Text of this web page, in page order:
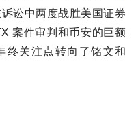
讼中两度战胜美国证券
案件审判和币安的巨额
终关注点转向了铭文和